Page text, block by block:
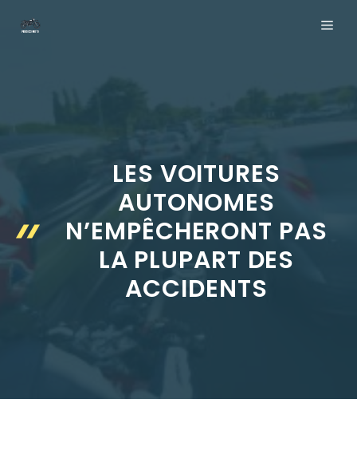
LES VOITURES
AUTONOMES
N’EMPÊCHERONT PAS
LA PLUPART DES
ACCIDENTS